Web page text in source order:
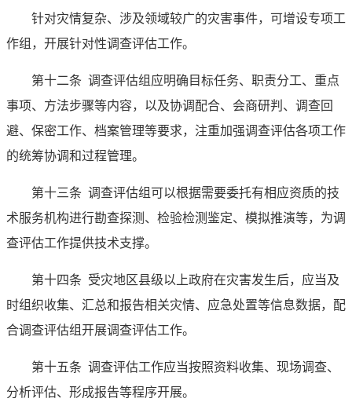
针对灾情复杂、涉及领域较广的灾害事件，可增设专项工
作组，开展针对性调查评估工作。
第十二条 调查评估组应明确目标任务、职责分工、重点
事项、方法步骤等内容，以及协调配合、会商研判、调查回
避、保密工作、档案管理等要求，注重加强调查评估各项工作
的统筹协调和过程管理。
第十三条 调查评估组可以根据需要委托有相应资质的技
术服务机构进行勘查探测、检验检测鉴定、模拟推演等，为调
查评估工作提供技术支撑。
第十四条 受灾地区县级以上政府在灾害发生后，应当及
时组织收集、汇总和报告相关灾情、应急处置等信息数据，配
合调查评估组开展调查评估工作。
第十五条 调查评估工作应当按照资料收集、现场调查、
分析评估、形成报告等程序开展。